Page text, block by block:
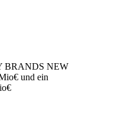
BRANDS NEW
€ und ein
€